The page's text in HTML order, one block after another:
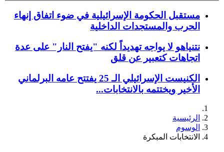
مستقبل الحكومة الإسرائيلية في ضوء اتفاق إنهاء
الحرب والمستجدات الداخلية
نتنياهو لا يواجه تهديداً لكنه "يفتح النار" على عدة
اتجاهات كتعبير عن قلق
الكنيست الإسرائيلي الـ 25 يفتتح عامه البرلماني
الأخير ويختتمه بالانتخابات...
الرئيسية
الوسوم
الانتخابات المبكرة